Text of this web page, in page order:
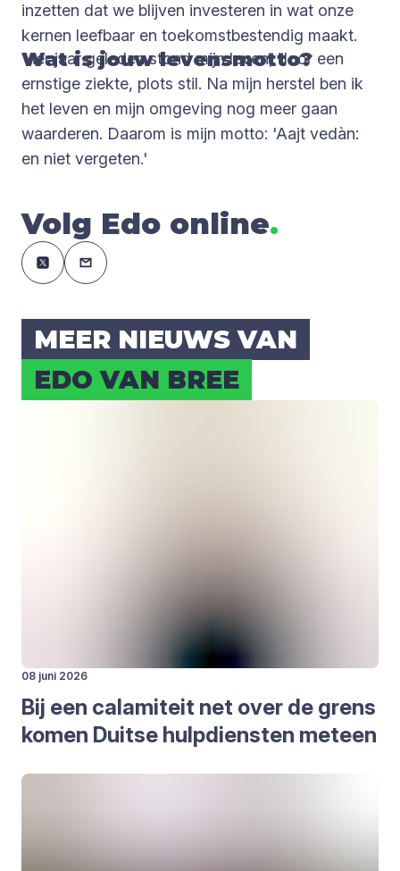
inzetten dat we blijven investeren in wat onze
kernen leefbaar en toekomstbestendig maakt.
Wat is jouw levensmotto?
Vier jaar geleden stond mijn leven, door een
ernstige ziekte, plots stil. Na mijn herstel ben ik
het leven en mijn omgeving nog meer gaan
waarderen. Daarom is mijn motto: 'Aajt vedàn:
en niet vergeten.'
Volg Edo online.
MEER NIEUWS VAN
EDO VAN BREE
08 juni 2026
Bij een cala­mi­teit net over de grens
komen Duit­se hulp­dien­sten met­een